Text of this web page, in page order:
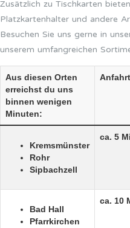
Zusätzlich zu Tischkarten
Platzkartenhalter und andere
Besuchen Sie uns gerne in
unserem umfangreichen
Aus diesen Orten
erreichst du uns
binnen wenigen
Minuten:
Anfahrt
Kremsmünster
Rohr
Sipbachzell
ca. 5
Bad Hall
Pfarrkirchen
ca. 10